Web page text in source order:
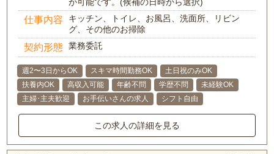
が可能です。(候補の日時から選択)
仕事内容
キッチン、トイレ、お風呂、洗面所、リビン
グ、その他のお掃除
契約形態 業務委託
週2〜3日からOK スキマ時間勤務OK
土日祝のみOK
扶養内OK
高収入可能 年齢不問 学歴不問
未経験OK
主婦･主夫歓迎
お手伝いさんの求人 シフト自由
この求人の詳細を見る